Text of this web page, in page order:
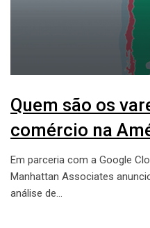
Quem são os
comércio na
Em parceria com a Google
Manhattan Associates
análise de…